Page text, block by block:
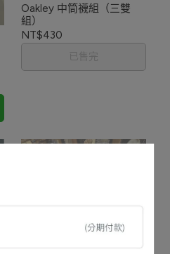
Oakley 中筒襪組（三雙
組）
NT$430
已售完